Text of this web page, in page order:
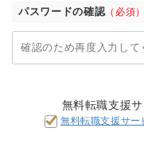
パスワードの確認 （必須）
無料転職支援
無料転職支援サー